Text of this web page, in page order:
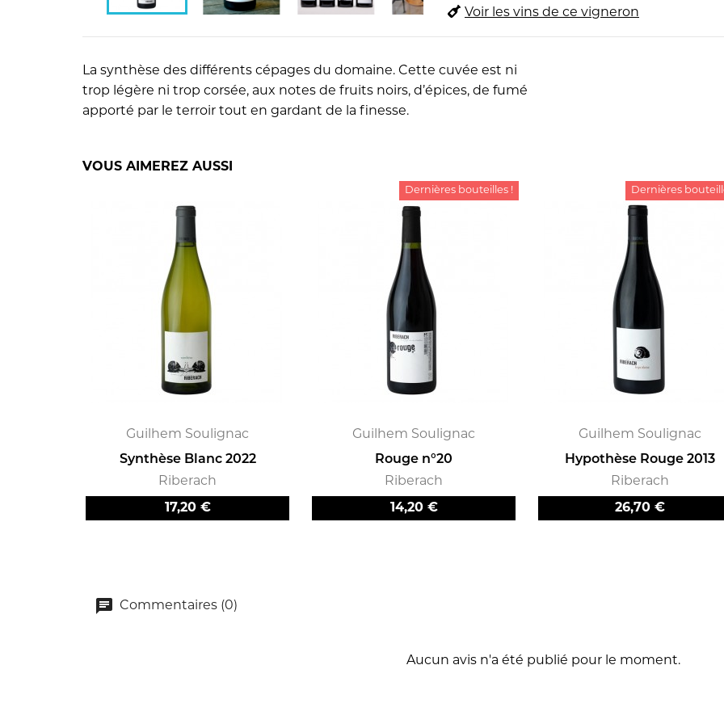
Voir les vins de ce vigneron
La synthèse des différents cépages du domaine. Cette cuvée est ni
trop légère ni trop corsée, aux notes de fruits noirs, d’épices, de fumé
apporté par le terroir tout en gardant de la finesse.
VOUS AIMEREZ AUSSI
Guilhem Soulignac
Synthèse Blanc 2022
Riberach
Prix
17,20 €
Guilhem Soulignac
Rouge n°20
Riberach
Prix
14,20 €
Dernières bouteilles !
Guilhem Soulignac
Hypothèse Rouge 2013
Riberach
Prix
26,70 €
Dernières
Commentaires (0)
Aucun avis n'a été publié pour le moment.